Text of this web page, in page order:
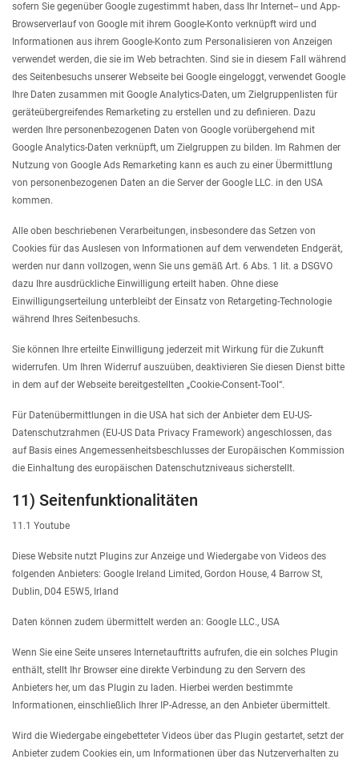
sofern Sie gegenüber Google zugestimmt haben, dass Ihr Internet-- und App-
Browserverlauf von Google mit ihrem Google-Konto verknüpft wird und
Informationen aus ihrem Google-Konto zum Personalisieren von Anzeigen
verwendet werden, die sie im Web betrachten. Sind sie in diesem Fall während
des Seitenbesuchs unserer Webseite bei Google eingeloggt, verwendet Google
Ihre Daten zusammen mit Google Analytics-Daten, um Zielgruppenlisten für
geräteübergreifendes Remarketing zu erstellen und zu definieren. Dazu
werden Ihre personenbezogenen Daten von Google vorübergehend mit
Google Analytics-Daten verknüpft, um Zielgruppen zu bilden. Im Rahmen der
Nutzung von Google Ads Remarketing kann es auch zu einer Übermittlung
von personenbezogenen Daten an die Server der Google LLC. in den USA
kommen.
Alle oben beschriebenen Verarbeitungen, insbesondere das Setzen von
Cookies für das Auslesen von Informationen auf dem verwendeten Endgerät,
werden nur dann vollzogen, wenn Sie uns gemäß Art. 6 Abs. 1 lit. a DSGVO
dazu Ihre ausdrückliche Einwilligung erteilt haben. Ohne diese
Einwilligungserteilung unterbleibt der Einsatz von Retargeting-Technologie
während Ihres Seitenbesuchs.
Sie können Ihre erteilte Einwilligung jederzeit mit Wirkung für die Zukunft
widerrufen. Um Ihren Widerruf auszuüben, deaktivieren Sie diesen Dienst bitte
in dem auf der Webseite bereitgestellten „Cookie-Consent-Tool“.
Für Datenübermittlungen in die USA hat sich der Anbieter dem EU-US-
Datenschutzrahmen (EU-US Data Privacy Framework) angeschlossen, das
auf Basis eines Angemessenheitsbeschlusses der Europäischen Kommission
die Einhaltung des europäischen Datenschutzniveaus sicherstellt.
11) Seitenfunktionalitäten
11.1 Youtube
Diese Website nutzt Plugins zur Anzeige und Wiedergabe von Videos des
folgenden Anbieters: Google Ireland Limited, Gordon House, 4 Barrow St,
Dublin, D04 E5W5, Irland
Daten können zudem übermittelt werden an: Google LLC., USA
Wenn Sie eine Seite unseres Internetauftritts aufrufen, die ein solches Plugin
enthält, stellt Ihr Browser eine direkte Verbindung zu den Servern des
Anbieters her, um das Plugin zu laden. Hierbei werden bestimmte
Informationen, einschließlich Ihrer IP-Adresse, an den Anbieter übermittelt.
Wird die Wiedergabe eingebetteter Videos über das Plugin gestartet, setzt der
Anbieter zudem Cookies ein, um Informationen über das Nutzerverhalten zu